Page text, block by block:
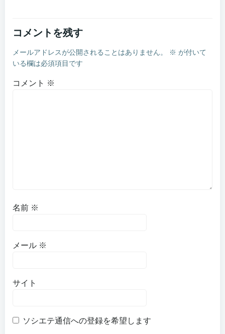
コメントを残す
メールアドレスが公開されることはありません。 ※ が付いて
いる欄は必須項目です
コメント ※
名前 ※
メール ※
サイト
ソシエテ通信への登録を希望します